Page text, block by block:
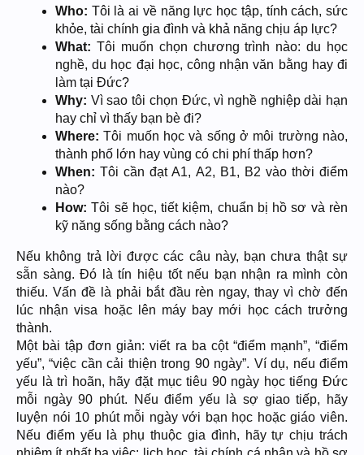
Who: Tôi là ai về năng lực học tập, tính cách, sức
khỏe, tài chính gia đình và khả năng chịu áp lực?
What: Tôi muốn chọn chương trình nào: du học
nghề, du học đại học, công nhận văn bằng hay đi
làm tại Đức?
Why: Vì sao tôi chọn Đức, vì nghề nghiệp dài hạn
hay chỉ vì thấy bạn bè đi?
Where: Tôi muốn học và sống ở môi trường nào,
thành phố lớn hay vùng có chi phí thấp hơn?
When: Tôi cần đạt A1, A2, B1, B2 vào thời điểm
nào?
How: Tôi sẽ học, tiết kiệm, chuẩn bị hồ sơ và rèn
kỹ năng sống bằng cách nào?
Nếu không trả lời được các câu này, bạn chưa thật sự
sẵn sàng. Đó là tín hiệu tốt nếu bạn nhận ra mình còn
thiếu. Vấn đề là phải bắt đầu rèn ngay, thay vì chờ đến
lúc nhận visa hoặc lên máy bay mới học cách trưởng
thành.
Một bài tập đơn giản: viết ra ba cột “điểm mạnh”, “điểm
yếu”, “việc cần cải thiện trong 90 ngày”. Ví dụ, nếu điểm
yếu là trì hoãn, hãy đặt mục tiêu 90 ngày học tiếng Đức
mỗi ngày 90 phút. Nếu điểm yếu là sợ giao tiếp, hãy
luyện nói 10 phút mỗi ngày với bạn học hoặc giáo viên.
Nếu điểm yếu là phụ thuộc gia đình, hãy tự chịu trách